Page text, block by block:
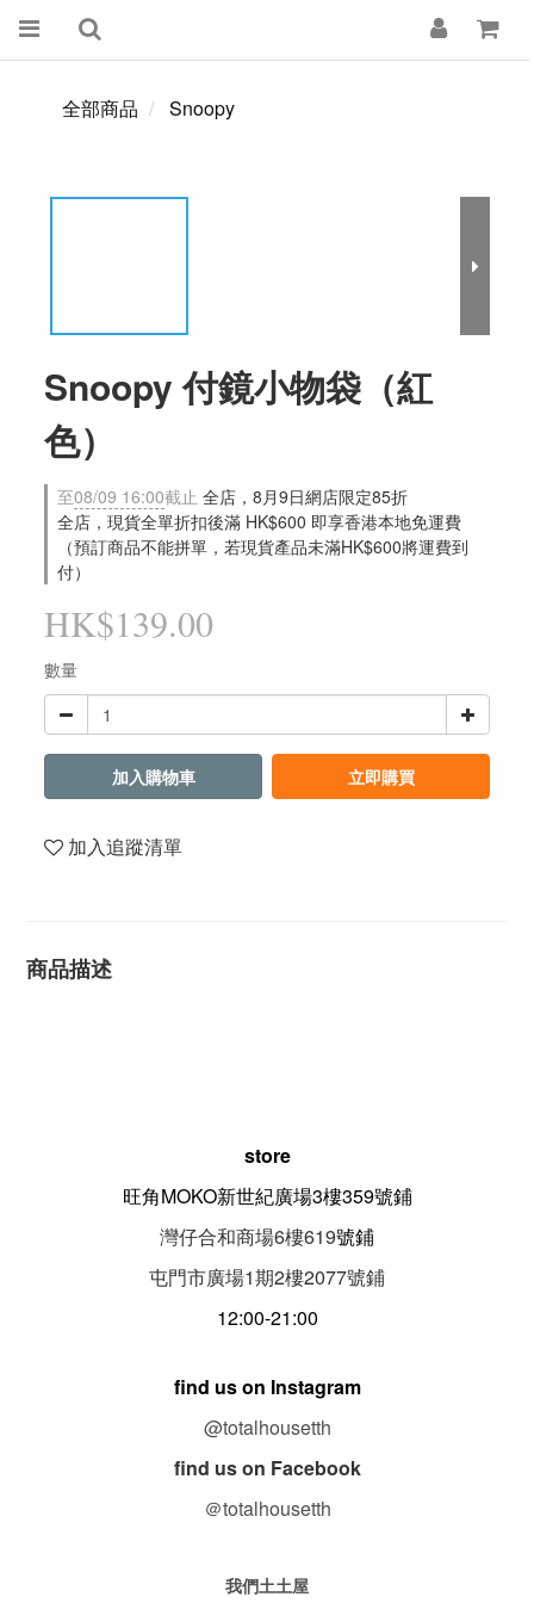
全部商品 Snoopy
Snoopy 付鏡小物袋（紅
色）
至08/09 16:00截止 全店，8月9日網店限定85折
全店，現貨全單折扣後滿 HK$600 即享香港本地免運費
（預訂商品不能拼單，若現貨產品未滿HK$600將運費到
付）
HK$139.00
數量
加入購物車 立即購買
加入追蹤清單
商品描述
store
旺角MOKO新世紀廣場3樓359號鋪
灣仔合和商場6樓619號鋪
屯門市廣場1期2樓2077號鋪
12:00-21:00
find us on Instagram
@totalhousetth
find us on Facebook
＠totalhousetth
我們土土屋